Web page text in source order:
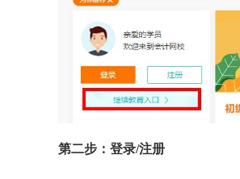
第二步：登录/注册